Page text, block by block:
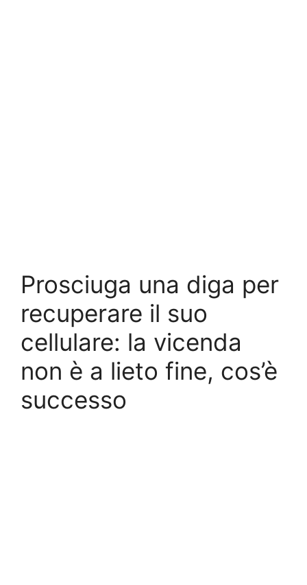
Prosciuga una diga per
recuperare il suo
cellulare: la vicenda
non è a lieto fine, cos’è
successo